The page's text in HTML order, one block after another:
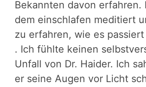
Bekannten davon erfahren.
dem einschlafen meditiert
zu erfahren, wie es
. Ich fühlte keinen
Unfall von Dr. Haider. Ich
er seine Augen vor Licht